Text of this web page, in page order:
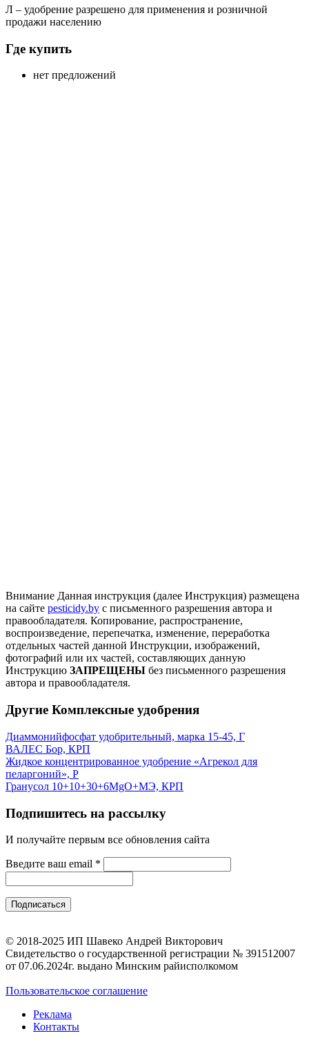
Л – удобрение разрешено для применения и розничной
продажи населению
Где купить
нет предложений
Внимание Данная инструкция (далее Инструкция) размещена
на сайте pesticidy.by с письменного разрешения автора и
правообладателя. Копирование, распространение,
воспроизведение, перепечатка, изменение, переработка
отдельных частей данной Инструкции, изображений,
фотографий или их частей, составляющих данную
Инструкцию ЗАПРЕЩЕНЫ без письменного разрешения
автора и правообладателя.
Другие Комплексные удобрения
Диаммонийфосфат удобрительный, марка 15-45, Г
ВАЛЕС Бор, КРП
Жидкое концентрированное удобрение «Агрекол для
пеларгоний», Р
Гранусол 10+10+30+6MgO+МЭ, КРП
Подпишитесь на рассылку
И получайте первым все обновления сайта
Введите ваш email *
© 2018-2025 ИП Шавеко Андрей Викторович
Свидетельство о государственной регистрации № 391512007
от 07.06.2024г. выдано Минским райисполкомом
Пользовательское соглашение
Реклама
Контакты